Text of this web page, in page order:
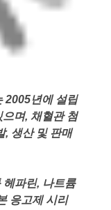
2005년에 설립
며, 채혈관 첨
, 생산 및 판매
헤파린, 나트륨
응고제 시리